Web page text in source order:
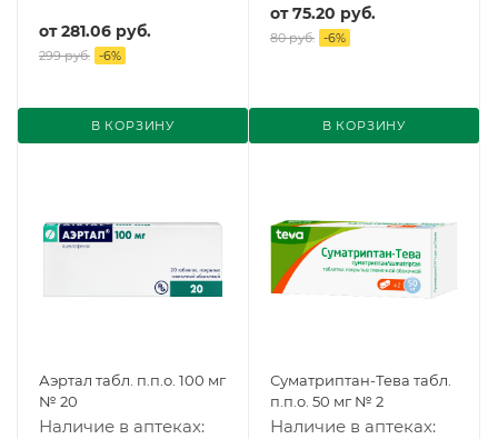
от281.06 руб.
299 руб. -6%
В КОРЗИНУ
от75.20 руб.
80 руб. -6%
В КОРЗИНУ
Аэртал табл. п.п.о. 100 мг
№ 20
Наличие в аптеках:
Суматриптан-Тева табл.
п.п.о. 50 мг № 2
Наличие в аптеках: